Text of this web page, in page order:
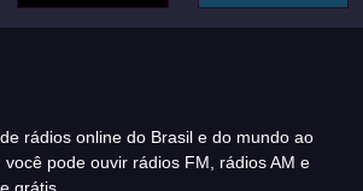
rádios online do Brasil e do mundo ao
pode ouvir rádios FM, rádios AM e